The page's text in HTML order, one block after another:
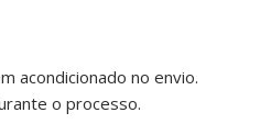
acondicionado no envio.
o processo.